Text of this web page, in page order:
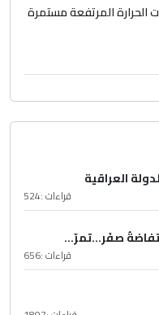
الحرارة المرتفعة مستمرة
العراقية
قراءات :524
صفَر…تمرّ...
قراءات :656